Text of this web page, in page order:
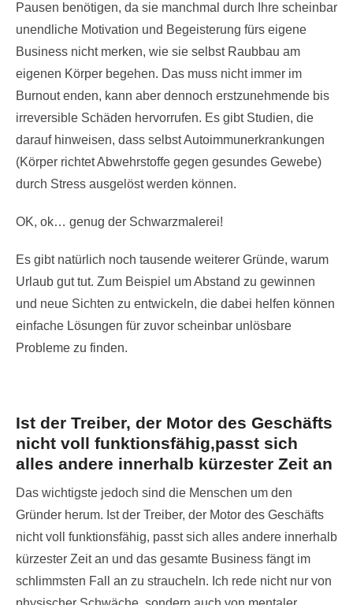
Pausen benötigen, da sie manchmal durch Ihre scheinbar
unendliche Motivation und Begeisterung fürs eigene
Business nicht merken, wie sie selbst Raubbau am
eigenen Körper begehen. Das muss nicht immer im
Burnout enden, kann aber dennoch erstzunehmende bis
irreversible Schäden hervorrufen. Es gibt Studien, die
darauf hinweisen, dass selbst Autoimmunerkrankungen
(Körper richtet Abwehrstoffe gegen gesundes Gewebe)
durch Stress ausgelöst werden können.
OK, ok… genug der Schwarzmalerei!
Es gibt natürlich noch tausende weiterer Gründe, warum
Urlaub gut tut. Zum Beispiel um Abstand zu gewinnen
und neue Sichten zu entwickeln, die dabei helfen können
einfache Lösungen für zuvor scheinbar unlösbare
Probleme zu finden.
Ist der Treiber, der Motor des Geschäfts
nicht voll funktionsfähig,passt sich
alles andere innerhalb kürzester Zeit an
Das wichtigste jedoch sind die Menschen um den
Gründer herum. Ist der Treiber, der Motor des Geschäfts
nicht voll funktionsfähig, passt sich alles andere innerhalb
kürzester Zeit an und das gesamte Business fängt im
schlimmsten Fall an zu straucheln. Ich rede nicht nur von